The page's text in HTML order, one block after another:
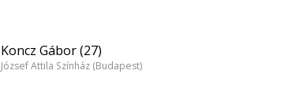
Koncz Gábor (27)
József Attila Színház (Budapest)